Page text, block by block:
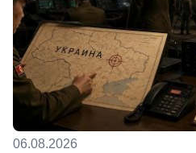
06.08.2026